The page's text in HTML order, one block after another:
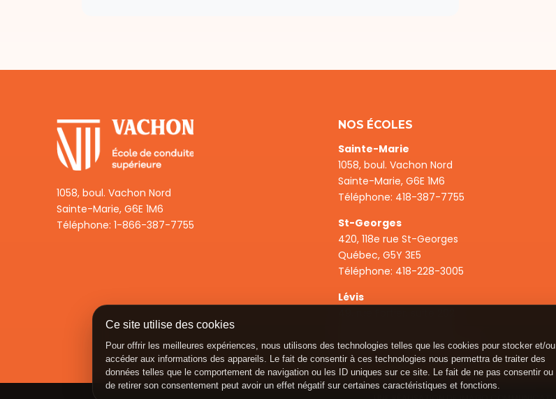
1058, boul. Vachon Nord
Sainte-Marie, G6E 1M6
Téléphone: 1-866-387-7755
NOS ÉCOLES
Sainte-Marie
1058, boul. Vachon Nord
Sainte-Marie, G6E 1M6
Téléphone: 418-387-7755
St-Georges
420, 118e rue St-Georges
Québec, G5Y 3E5
Téléphone: 418-228-3005
Lévis
Téléphone:1-866-387-7755
Ce site utilise des cookies
Pour offrir les meilleures expériences, nous utilisons des technologies telles que les cookies pour stocker et/ou
accéder aux informations des appareils. Le fait de consentir à ces technologies nous permettra de traiter des
données telles que le comportement de navigation ou les ID uniques sur ce site. Le fait de ne pas consentir ou
de retirer son consentement peut avoir un effet négatif sur certaines caractéristiques et fonctions.